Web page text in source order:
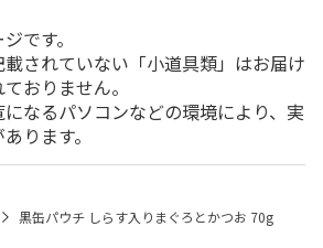
です。
されていない「小道具類」はお届け
おりません。
なるパソコンなどの環境により、実
ります。
黒缶パウチ しらす入りまぐろとかつお 70g